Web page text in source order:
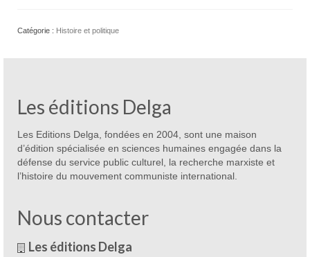
Catégorie : Histoire et politique
Les éditions Delga
Les Editions Delga, fondées en 2004, sont une maison
d’édition spécialisée en sciences humaines engagée dans la
défense du service public culturel, la recherche marxiste et
l’histoire du mouvement communiste international.
Nous contacter
Les éditions Delga